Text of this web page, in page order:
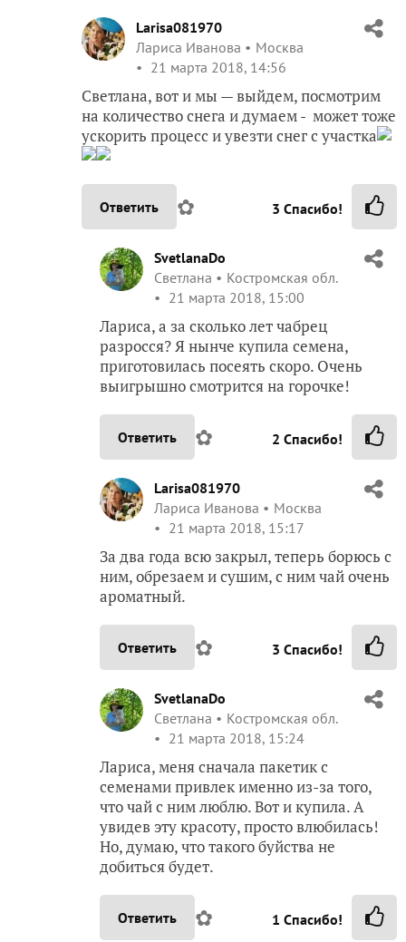
Larisa081970
Лариса Иванова
Москва
21 марта 2018, 14:56
Светлана, вот и мы — выйдем, посмотрим
на количество снега и думаем - может тоже
ускорить процесс и увезти снег с участка
Ответить ✿ 3 Спасибо!
SvetlanaDo
Светлана
Костромская обл.
21 марта 2018, 15:00
Лариса, а за сколько лет чабрец
разросся? Я нынче купила семена,
приготовилась посеять скоро. Очень
выигрышно смотрится на горочке!
Ответить ✿ 2 Спасибо!
Larisa081970
Лариса Иванова
Москва
21 марта 2018, 15:17
За два года всю закрыл, теперь борюсь с
ним, обрезаем и сушим, с ним чай очень
ароматный.
Ответить ✿ 3 Спасибо!
SvetlanaDo
Светлана
Костромская обл.
21 марта 2018, 15:24
Лариса, меня сначала пакетик с
семенами привлек именно из-за того,
что чай с ним люблю. Вот и купила. А
увидев эту красоту, просто влюбилась!
Но, думаю, что такого буйства не
добиться будет.
Ответить ✿ 1 Спасибо!